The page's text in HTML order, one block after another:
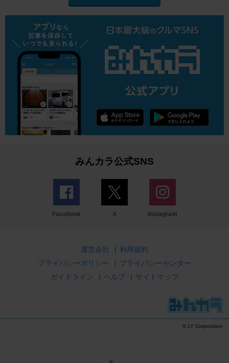
みんカラ公式SNS
Facebook X Instagram
運営会社 | 利用規約
プライバシーポリシー
| プライバシーセンター
ガイドライン
| ヘルプ | サイトマップ
© LY Corporation